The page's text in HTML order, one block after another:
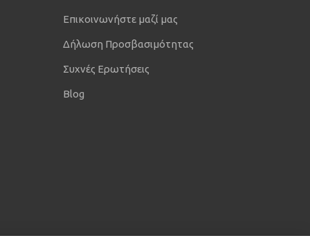
Επικοινωνήστε μαζί μας
Δήλωση Προσβασιμότητας
Συχνές Ερωτήσεις
Blog